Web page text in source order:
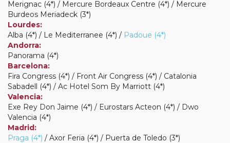
Merignac (4*) / Mercure Bordeaux Centre (4*) / Mercure
Burdeos Meriadeck (3*)
Lourdes:
Alba (4*) / Le Mediterranee (4*) / Padoue (4*)
Andorra:
Panorama (4*)
Barcelona:
Fira Congress (4*) / Front Air Congress (4*) / Catalonia
Sabadell (4*) / Ac Hotel Som By Marriott (4*)
Valencia:
Exe Rey Don Jaime (4*) / Eurostars Acteon (4*) / Dwo
Valencia (4*)
Madrid:
Praga (4*) / Axor Feria (4*) / Puerta de Toledo (3*)